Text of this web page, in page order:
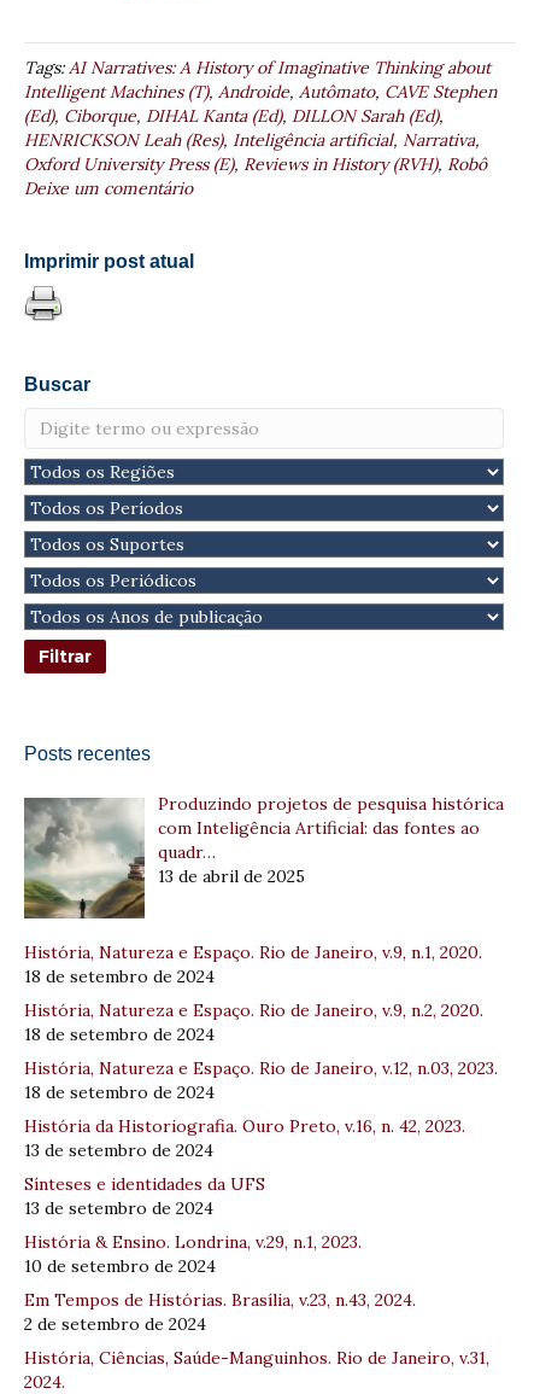
Tags:AI Narratives: A History of Imaginative Thinking about
Intelligent Machines (T), Androide, Autômato, CAVE Stephen
(Ed), Ciborque, DIHAL Kanta (Ed), DILLON Sarah (Ed),
HENRICKSON Leah (Res), Inteligência artificial, Narrativa,
Oxford University Press (E), Reviews in History (RVH), Robô
Deixe um comentário
Imprimir post atual
Buscar
Posts recentes
Produzindo projetos de pesquisa histórica
com Inteligência Artificial: das fontes ao
quadr…
13 de abril de 2025
História, Natureza e Espaço. Rio de Janeiro, v.9, n.1, 2020.
18 de setembro de 2024
História, Natureza e Espaço. Rio de Janeiro, v.9, n.2, 2020.
18 de setembro de 2024
História, Natureza e Espaço. Rio de Janeiro, v.12, n.03, 2023.
18 de setembro de 2024
História da Historiografia. Ouro Preto, v.16, n. 42, 2023.
13 de setembro de 2024
Sínteses e identidades da UFS
13 de setembro de 2024
História & Ensino. Londrina, v.29, n.1, 2023.
10 de setembro de 2024
Em Tempos de Histórias. Brasília, v.23, n.43, 2024.
2 de setembro de 2024
História, Ciências, Saúde-Manguinhos. Rio de Janeiro, v.31,
2024.